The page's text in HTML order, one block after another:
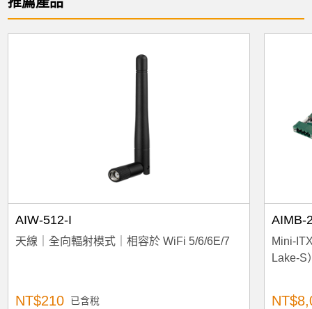
AIW-512-I
天線｜全向輻射模式｜相容於 WiFi 5/6/6E/7
NT$210 已含稅
AIMB-
Mini-
Lake-S